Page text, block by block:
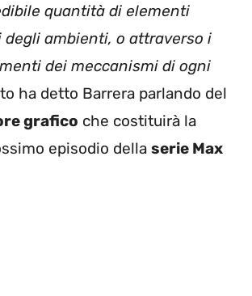
quantità di elementi
ambienti, o attraverso i
dei meccanismi di ogni
ha detto Barrera parlando del
grafico che costituirà la
episodio della serie Max